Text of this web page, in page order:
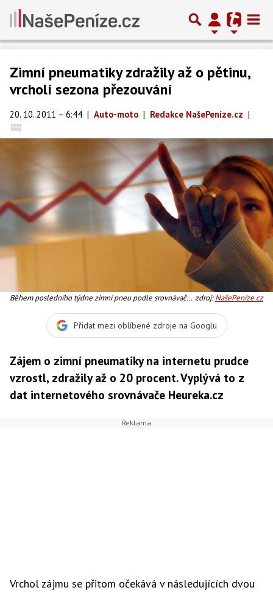
Zimní pneumatiky zdražily až o pětinu,
vrcholí sezona přezouvání
20. 10. 2011 – 6:44 | Auto-moto | Redakce NašePeníze.cz |
Během posledního týdne zimní pneu podle srovnávače zdroj:NašePeníze.cz
Přidat mezi oblíbené zdroje na Googlu
Zájem o zimní pneumatiky na internetu prudce
vzrostl, zdražily až o 20 procent. Vyplývá to z
dat internetového srovnávače Heureka.cz
Vrchol zájmu se přitom očekává v následujících dvou